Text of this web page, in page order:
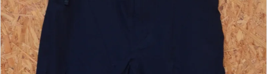
特集で選ぶ
価格で選ぶ
買取案内